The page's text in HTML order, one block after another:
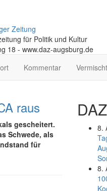
Zeitung
für Politik und Kultur
18 - www.daz-augsburg.de
Kommentar
raus
gescheitert.
Schwede, als
für
8.
8.